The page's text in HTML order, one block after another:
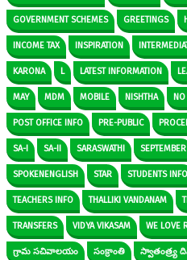
GOVERNMENT SCHEMES GREETINGS
INCOME TAX INSPIRATION
KARONA L LATEST INFORMATION
MAY MDM MOBILE NISHTHA NO
POST OFFICE INFO PRE-PUBLIC
SA-I SA-II SARASWATHI SEPTEMBER
SPOKENENGLISH STAR STUDENTS INFO
TEACHERS INFO THALLIKI VANDANAM
TRANSFERS VIDYA VIKASAM WE LOVE
గ్రామ సచివాలయం సంక్రాంతి స్వాతంత్ర్య